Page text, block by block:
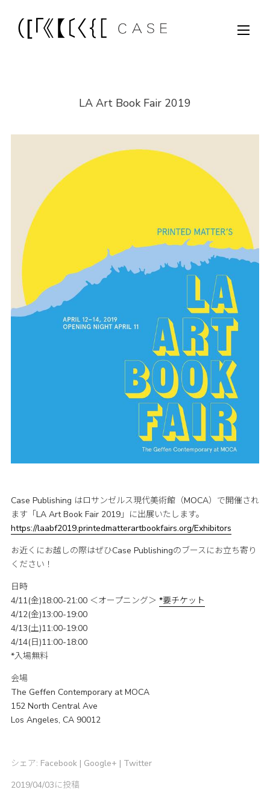
LA Art Book Fair 2019
Case Publishing はロサンゼルス現代美術館（MOCA）で開催され
ます「LA Art Book Fair 2019」に出展いたします。
https://laabf2019.printedmatterartbookfairs.org/Exhibitors
お近くにお越しの際はぜひCase Publishingのブースにお立ち寄り
ください！
日時
4/11(金)18:00-21:00 ＜オープニング＞ *要チケット
4/12(金)13:00-19:00
4/13(土)11:00-19:00
4/14(日)11:00-18:00
*入場無料
会場
The Geffen Contemporary at MOCA
152 North Central Ave
Los Angeles, CA 90012
シェア: Facebook| Google+ | Twitter
2019/04/03に投稿